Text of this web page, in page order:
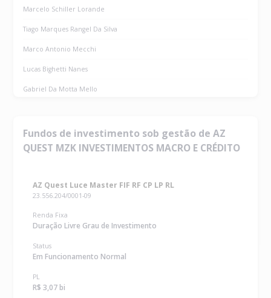
Marcelo Schiller Lorande
Tiago Marques Rangel Da Silva
Marco Antonio Mecchi
Lucas Bighetti Nanes
Gabriel Da Motta Mello
Gustavo Da Cunha De Menezes
Az Quest Holdings S.a.
Heitor Silveira De Morais
Lina Claudia Pimentel Buares Garcia
Nilo Junior De Oliveira
Lucas Barbosa Silva
Fundos de investimento sob gestão de AZ
QUEST MZK INVESTIMENTOS MACRO E CRÉDITO
AZ Quest Luce Master FIF RF CP LP RL
23.556.204/0001-09
Renda Fixa
Duração Livre Grau de Investimento
Status
Em Funcionamento Normal
PL
R$ 3,07 bi